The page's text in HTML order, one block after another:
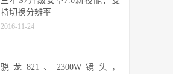
持切换分辨率
2016-11-24
骁龙821、2300W镜头，